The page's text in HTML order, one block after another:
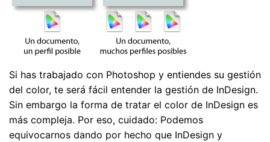
Si has trabajado con Photoshop y entiendes su gestión
del color, te será fácil entender la gestión de InDesign.
Sin embargo la forma de tratar el color de InDesign es
más compleja. Por eso, cuidado: Podemos
equivocarnos dando por hecho que InDesign y